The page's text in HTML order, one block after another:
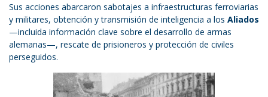
Sus acciones abarcaron sabotajes a infraestructuras ferroviarias
y militares, obtención y transmisión de inteligencia a los Aliados
—incluida información clave sobre el desarrollo de armas
alemanas—, rescate de prisioneros y protección de civiles
perseguidos.